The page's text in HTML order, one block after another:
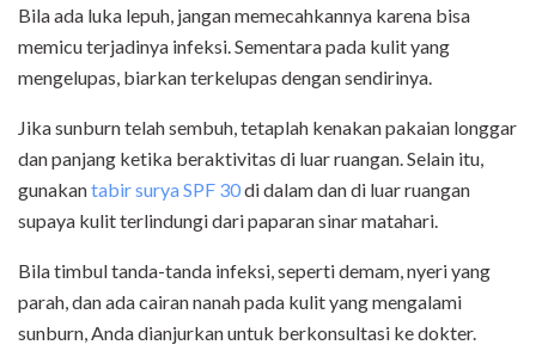
Bila ada luka lepuh, jangan memecahkannya karena bisa
memicu terjadinya infeksi. Sementara pada kulit yang
mengelupas, biarkan terkelupas dengan sendirinya.
Jika sunburn telah sembuh, tetaplah kenakan pakaian longgar
dan panjang ketika beraktivitas di luar ruangan. Selain itu,
gunakantabir surya SPF 30di dalam dan di luar ruangan
supaya kulit terlindungi dari paparan sinar matahari.
Bila timbul tanda-tanda infeksi, seperti demam, nyeri yang
parah, dan ada cairan nanah pada kulit yang mengalami
sunburn, Anda dianjurkan untuk berkonsultasi ke dokter.